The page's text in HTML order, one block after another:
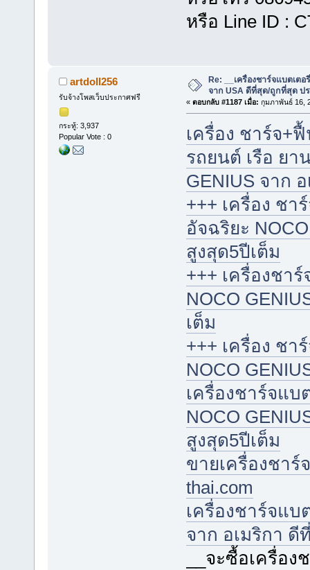
หรือ Line ID :
artdoll256
รับจ้างโพสเว็บประกาศฟรี
กระทู้: 3,937
Popular Vote : 0
Re: __เครื่องชาร์จแบตเตอ
จาก USA ดีที่สุด/ถูกที่สุด ป
« ตอบกลับ #1187 เมื่อ: กุมภาพันธ์ 16,
เครื่อง ชาร์จ+
รถยนต์ เรือ ย
GENIUS จาก
+++ เครื่อง ชา
อัจฉริยะ
สูงสุด5ปีเต็ม
+++ เครื่องชา
NOCO
เต็ม
+++ เครื่อง ช
NOCO
เครื่องชาร์จแ
NOCO
สูงสุด5ปีเต็ม
ขายเครื่องชา
thai.com
เครื่องชาร์จแบ
จาก อเมริกา
__จะซื้อเครื่อ